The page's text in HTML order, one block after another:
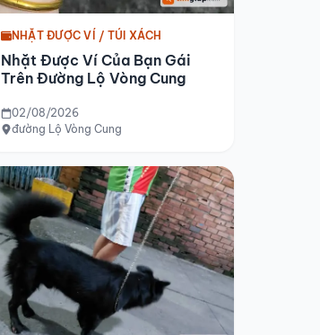
NHẶT ĐƯỢC VÍ / TÚI XÁCH
Nhặt Được Ví Của Bạn Gái
Trên Đường Lộ Vòng Cung
02/08/2026
đường Lộ Vòng Cung